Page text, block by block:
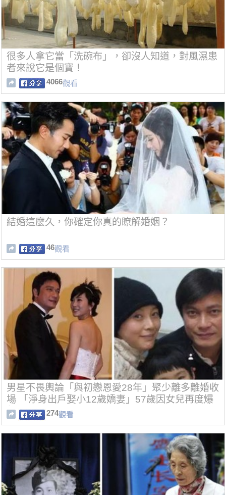
很多人拿它當「洗碗布」，卻沒人知道，對風濕患
者來說它是個寶！
4066觀看
結婚這麼久，你確定你真的瞭解婚姻？
46觀看
男星不畏輿論「與初戀恩愛28年」聚少離多離婚收
場 「淨身出戶娶小12歲嬌妻」57歲因女兒再度爆
紅
274觀看